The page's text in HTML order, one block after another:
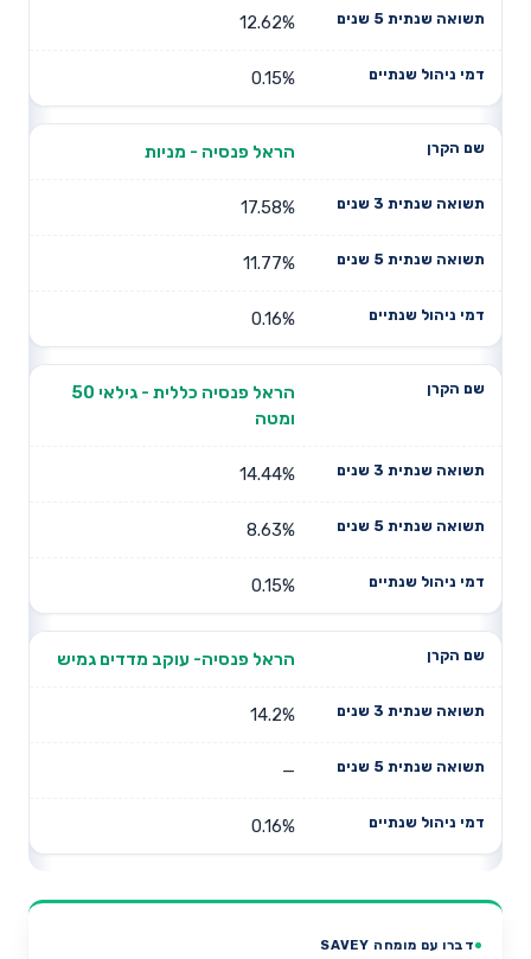
12.62%
0.15%
הראל פנסיה - מניות
17.58%
11.77%
0.16%
הראל פנסיה כללית - גילאי 50
ומטה
14.44%
8.63%
0.15%
הראל פנסיה- עוקב מדדים גמיש
14.2%
—
0.16%
דברו עם מומחה SAVEY